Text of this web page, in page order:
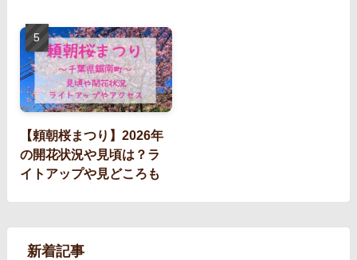
【頼朝桜まつり】2026年
の開花状況や見頃は？ラ
イトアップや見どころも
新着記事